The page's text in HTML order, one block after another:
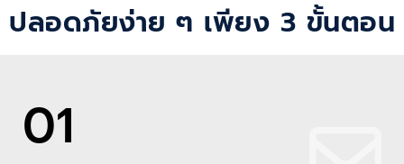
ปลอดภัยง่าย ๆ เพียง 3 ขั้นตอน
01